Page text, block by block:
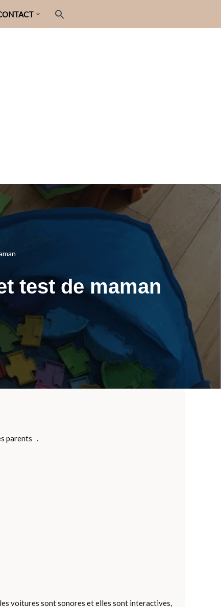
test de maman
parents .
voitures sont sonores et elles sont interactives,